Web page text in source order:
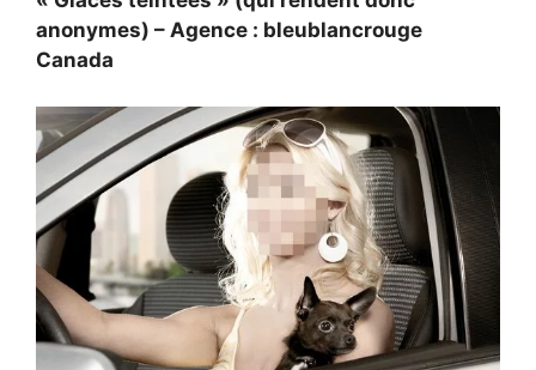
anonymes) – Agence : bleublancrouge
Canada